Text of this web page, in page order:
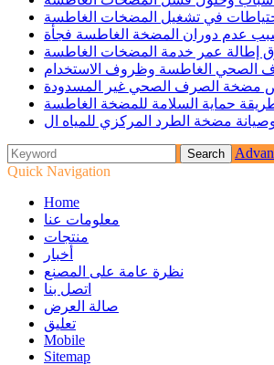
في تشغيل المضخات الغاطسة
عدم دوران المضخة الغاطسة فجأة
إطالة عمر خدمة المضخات الغاطسة
الغاطسة وظروف الاستخدام
الصرف الصحي غير المسدودة
حماية السلامة للمضخة الغاطسة
Quick Navigation
Home
معلومات عنا
منتجات
أخبار
نظرة عامة على المصنع
اتصل بنا
صالة العرض
تعليق
Mobile
Sitemap